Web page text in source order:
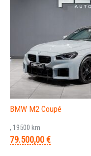
BMW M2 Coupé
, 19500 km
79.500,00 €